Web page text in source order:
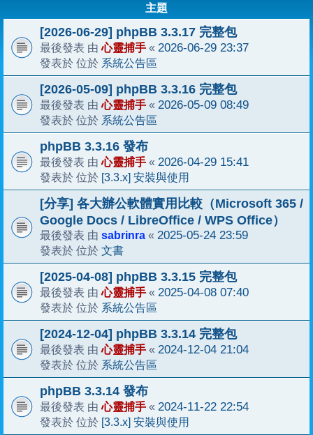
主題
[2026-06-29] phpBB 3.3.17 完整包
最後發表 由心靈捕手 « 2026-06-29 23:37
發表於 位於 系統公告區
[2026-05-09] phpBB 3.3.16 完整包
最後發表 由心靈捕手 « 2026-05-09 08:49
發表於 位於 系統公告區
phpBB 3.3.16 發布
最後發表 由心靈捕手 « 2026-04-29 15:41
發表於 位於 [3.3.x] 安裝與使用
[分享] 各大辦公軟體實用比較（Microsoft 365 /
Google Docs / LibreOffice / WPS Office）
最後發表 由 sabrinra « 2025-05-24 23:59
發表於 位於 文書
[2025-04-08] phpBB 3.3.15 完整包
最後發表 由心靈捕手 « 2025-04-08 07:40
發表於 位於 系統公告區
[2024-12-04] phpBB 3.3.14 完整包
最後發表 由心靈捕手 « 2024-12-04 21:04
發表於 位於 系統公告區
phpBB 3.3.14 發布
最後發表 由心靈捕手 « 2024-11-22 22:54
發表於 位於 [3.3.x] 安裝與使用